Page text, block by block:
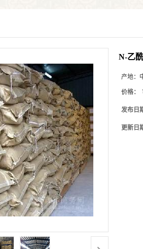
N-乙
产地：
价格：
发布日
更新日